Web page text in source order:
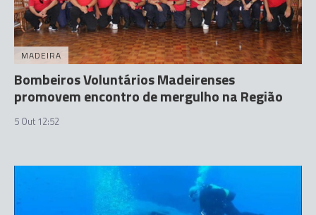
MADEIRA
Bombeiros Voluntários Madeirenses
promovem encontro de mergulho na Região
5 Out 12:52